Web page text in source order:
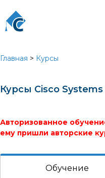
Главная > Курсы
Курсы Cisco Systems
Авторизованное
ему пришли авторские
Обучение